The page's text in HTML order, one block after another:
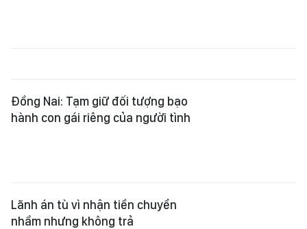
Đồng Nai: Tạm giữ đối tượng bạo
hành con gái riêng của người tình
Lãnh án tù vì nhận tiền chuyển
nhầm nhưng không trả